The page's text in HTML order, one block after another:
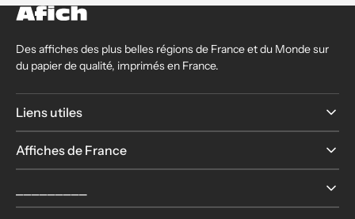
Des affiches des plus belles régions de France et du Monde sur
du papier de qualité, imprimés en France.
Liens utiles
Affiches de France